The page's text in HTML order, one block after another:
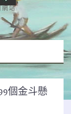
網站
個金斗懸